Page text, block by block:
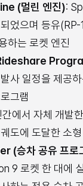
(멀린 엔진):
었으며 등유
하는 로켓 엔진
사 일정을 제공
그램
간에서 자체 개발
도에 도달한 소형
(승차 공유 프로
9 로켓 한 대에